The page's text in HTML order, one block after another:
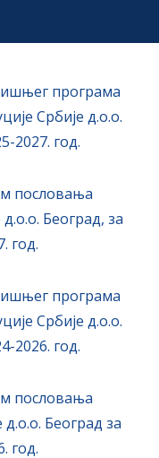
програма
Србије д.о.о.
2027. год.
пословања
Београд, за
год.
програма
Србије д.о.о.
2026. год.
пословања
Београд за
год.